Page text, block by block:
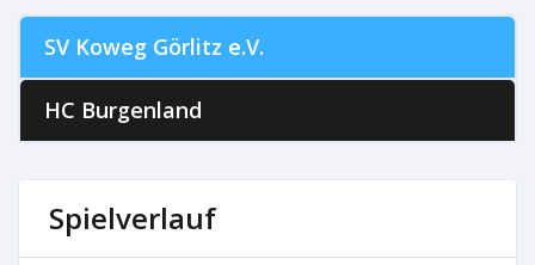
SV Koweg Görlitz e.V.
HC Burgenland
Spielverlauf